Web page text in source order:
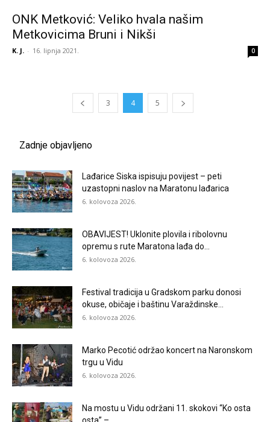
ONK Metković: Veliko hvala našim
Metkovicima Bruni i Nikši
K. J. - 16. lipnja 2021. 0
3 4 5
Zadnje objavljeno
Lađarice Siska ispisuju povijest – peti
uzastopni naslov na Maratonu lađarica
6. kolovoza 2026.
OBAVIJEST! Uklonite plovila i ribolovnu
opremu s rute Maratona lađa do...
6. kolovoza 2026.
Festival tradicija u Gradskom parku donosi
okuse, običaje i baštinu Varaždinske...
6. kolovoza 2026.
Marko Pecotić održao koncert na Naronskom
trgu u Vidu
6. kolovoza 2026.
Na mostu u Vidu održani 11. skokovi “Ko osta